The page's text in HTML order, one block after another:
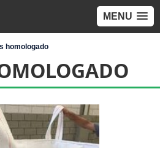
MENU
homologado